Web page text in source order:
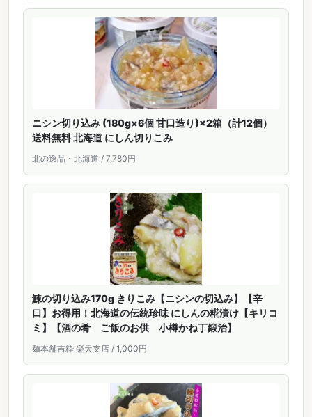
ニシン切り込み (180g×6個 甘口造り)×2箱（計12個）
送料無料 北海道 にしん切りこみ
北の逸品・北海道 / 7,780円
鰊の切り込み170g きりこみ【ニシンの切込み】【辛
口】お得用！北海道の伝統珍味 にしんの糀漬け【キリコ
ミ】【酒の肴 ご飯のお供 小樽かね丁鍛治】
麺本舗吉粋 楽天支店 / 1,000円